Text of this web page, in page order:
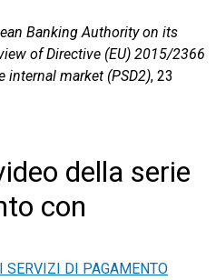
Banking Authority on its
of Directive (EU) 2015/2366
internal market (PSD2), 23
della serie
con
SERVIZI DI PAGAMENTO